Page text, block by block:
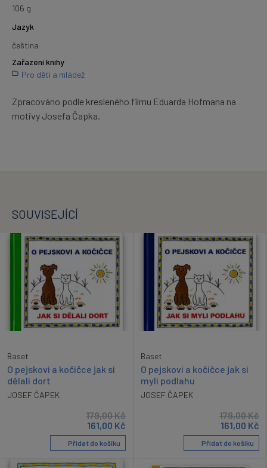
106 g
Jazyk
čeština
Zařazení knihy
Pro děti a mládež
Zpracováno podle kresleného filmu Eduarda Hofmana na
motivy Josefa Čapka.
SOUVISEJÍCÍ
Baset
O pejskovi a kočičce jak si
dělali dort
JOSEF ČAPEK
179,00Kč
161,00 Kč
Přidat do košíku
Baset
O pejskovi a kočičce jak si
myli podlahu
JOSEF ČAPEK
179,00Kč
161,00 Kč
Přidat do košíku